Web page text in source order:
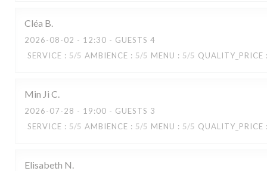
Cléa B
2026-08-02 - 12:30 - GUESTS 4
SERVICE : 5/5 AMBIENCE : 5/5 MENU : 5/5 QUALITY_PRICE
Min Ji C
2026-07-28 - 19:00 - GUESTS 3
SERVICE : 5/5 AMBIENCE : 5/5 MENU : 5/5 QUALITY_PRICE
Elisabeth N